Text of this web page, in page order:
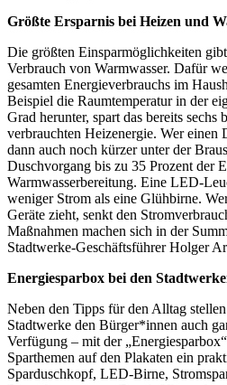
Größte Ersparnis bei Heizen und
Die größten Einsparmöglichkeiten
Verbrauch von Warmwasser. Dafür
gesamten Energieverbrauchs im
Beispiel die Raumtemperatur in der
Grad herunter, spart das bereits sechs
verbrauchten Heizenergie. Wer einen
dann auch noch kürzer unter der
Duschvorgang bis zu 35 Prozent der
Warmwasserbereitung. Eine LED-
weniger Strom als eine Glühbirne.
Geräte zieht, senkt den
Maßnahmen machen sich in der
Stadtwerke-Geschäftsführer Holger
Energiesparbox bei den
Neben den Tipps für den Alltag
Stadtwerke den Bürger*innen auch
Verfügung – mit der
Sparthemen auf den Plakaten ein
Sparduschkopf, LED-Birne,